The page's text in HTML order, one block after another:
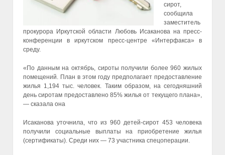
сирот,
сообщила
заместитель
прокурора Иркутской области Любовь Исаканова на пресс-
конференции в иркутском пресс-центре «Интерфакса» в
среду.
«По данным на октябрь, сироты получили более 960 жилых
помещений. План в этом году предполагает предоставление
жилья 1,194 тыс. человек. Таким образом, на сегодняшний
день сиротам предоставлено 85% жилья от текущего плана»,
— сказала она
Исаканова уточнила, что из 960 детей-сирот 453 человека
получили социальные выплаты на приобретение жилья
(сертификаты). Среди них — 73 участника спецоперации.